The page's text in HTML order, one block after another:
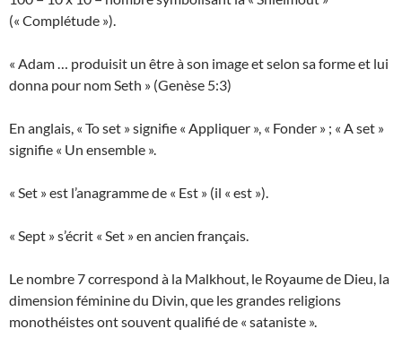
(« Complétude »).
« Adam … produisit un être à son image et selon sa forme et lui
donna pour nom Seth » (Genèse 5:3)
En anglais, « To set » signifie « Appliquer », « Fonder » ; « A set »
signifie « Un ensemble ».
« Set » est l’anagramme de « Est » (il « est »).
« Sept » s’écrit « Set » en ancien français.
Le nombre 7 correspond à la Malkhout, le Royaume de Dieu, la
dimension féminine du Divin, que les grandes religions
monothéistes ont souvent qualifié de « sataniste ».